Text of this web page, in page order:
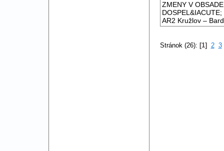
ZMENY V
AR2 Kružlov –
Stránok (26): [1] 2 3